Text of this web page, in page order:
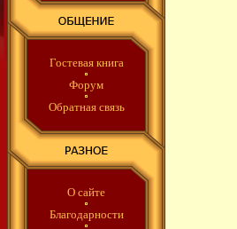
Гостевая книга
Форум
Обратная связь
О сайте
Благодарности